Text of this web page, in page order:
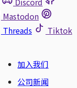
Mastodon
Threads
Tiktok
加入我们
公司新闻